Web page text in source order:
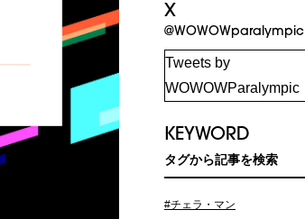
KEYWORD
タグから記事を検索
#チェラ・マン
X
@WOWOWparalympic
Tweets by
WOWOWParalympic